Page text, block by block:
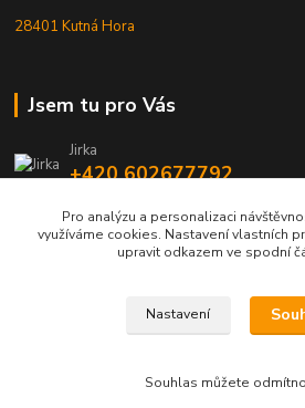
28401 Kutná Hora
Jsem tu pro Vás
Jirka
+420 602677792
info@jarmy.cz
Kopyrájt - Jarmy.cz
Pro analýzu a personalizaci
využíváme cookies. Nastavení vlastních
upravit odkazem ve spodní
Nastavení
Souhlas můžete